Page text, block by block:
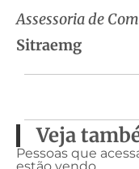
Assessoria de
Sitraemg
Veja
Pessoas que